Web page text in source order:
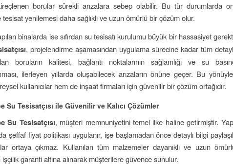
borular sürekli arızalara sebep olabilir. Bu tür durumlarda
tesisat yenilemesi daha sağlıklı ve uzun ömürlü bir çözüm olur.
binalarda ise sıfırdan su tesisatı kurulumu büyük bir hassasiyet
, projelendirme aşamasından uygulama sürecine kadar tüm
boruların kalitesi, bağlantı noktalarının sağlamlığı ve su
ilerleyen yıllarda oluşabilecek arızaların önüne geçer. Bu
kullanıcılar hem de inşaat firmaları için güvenilir bir çözüm ortağıdır.
Su Tesisatçısı ile Güvenilir ve Kalıcı Çözümler
Su Tesisatçısı, müşteri memnuniyetini temel ilke haline getirmiştir.
şeffaf fiyat politikası uygulanır, işe başlamadan önce detaylı bilgi
ortaya çıkmaz. Kullanılan tüm malzemeler dayanıklı ve uzun
işçilik garanti altına alınarak müşterilere güvence sunulur.